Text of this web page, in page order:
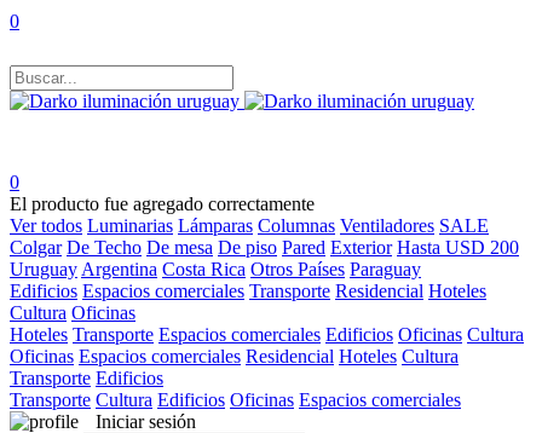
0
0
El producto fue agregado correctamente
Ver todos Luminarias Lámparas Columnas Ventiladores SALE
Colgar De Techo De mesa De piso Pared Exterior Hasta USD 200
Uruguay Argentina Costa Rica Otros Países Paraguay
Edificios Espacios comerciales Transporte Residencial Hoteles
Cultura Oficinas
Hoteles Transporte Espacios comerciales Edificios Oficinas Cultura
Oficinas Espacios comerciales Residencial Hoteles Cultura
Transporte Edificios
Transporte Cultura Edificios Oficinas Espacios comerciales
Iniciar sesión